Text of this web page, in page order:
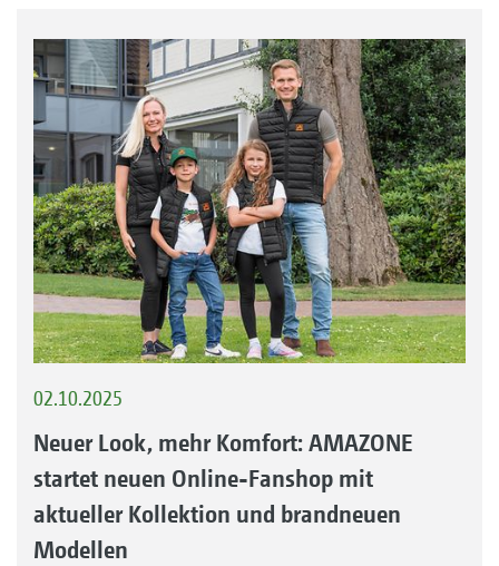
02.10.2025
Neuer Look, mehr Komfort: AMAZONE
startet neuen Online-Fanshop mit
aktueller Kollektion und brandneuen
Modellen